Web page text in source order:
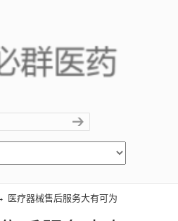
医疗器械售后服务大有可为